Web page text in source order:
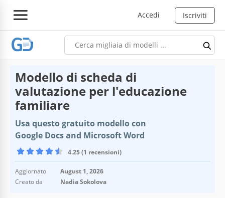
Accedi Iscriviti
Modello di scheda di
valutazione per l'educazione
familiare
Usa questo gratuito modello con
Google Docs and Microsoft Word
4.25 (1 recensioni)
Aggiornato
August 1, 2026
Creato da
Nadia Sokolova